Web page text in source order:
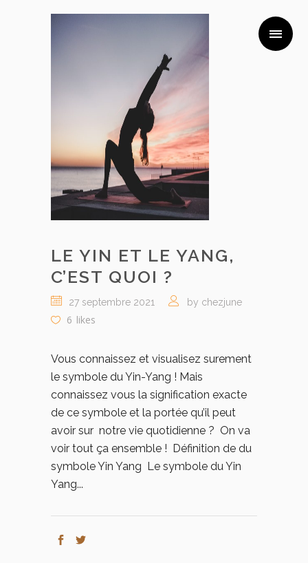
LE YIN ET LE YANG,
C’EST QUOI ?
27 septembre 2021 by chezjune
6 likes
Vous connaissez et visualisez surement
le symbole du Yin-Yang ! Mais
connaissez vous la signification exacte
de ce symbole et la portée qu’il peut
avoir sur notre vie quotidienne ? On va
voir tout ça ensemble ! Définition de du
symbole Yin Yang Le symbole du Yin
Yang...